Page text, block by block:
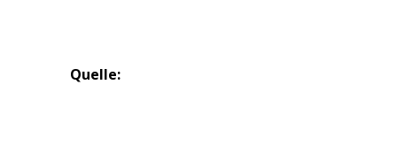
Quelle: